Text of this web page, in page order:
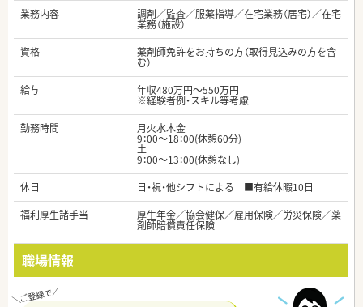
業務内容
調剤／監査／服薬指導／在宅業務（居宅）／在宅
業務（施設）
資格
薬剤師免許をお持ちの方（取得見込みの方を含
む）
給与
年収480万円～550万円
※経験者例・スキル等考慮
勤務時間
月火水木金
9：00～18：00(休憩60分)
土
9：00～13：00(休憩なし)
休日
日・祝・他シフトによる ■有給休暇10日
福利厚生諸手当
厚生年金／協会健保／雇用保険／労災保険／薬
剤師賠償責任保険
職場情報